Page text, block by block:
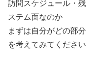
訪問スケジュール・
ステム面なのか
まずは自分がどの部
を考えてみてください